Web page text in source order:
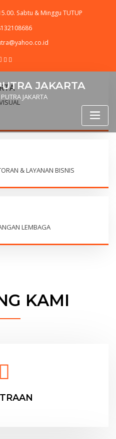
Sabtu & Minggu TUTUP
JAKARTA
JAKARTA
& LAYANAN BISNIS
LEMBAGA
KAMI